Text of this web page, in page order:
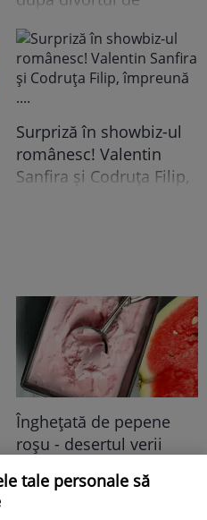
comentat public fostei
nurori
Surpriză în showbiz-ul
românesc! Valentin
Sanfira și Codruța Filip,
Înghețată de pepene
roșu - desertul verii
tale personale să